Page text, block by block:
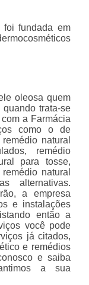
foi fundada em
oleosa quem
trata-se
a Farmácia
como o de
natural
remédio
para tosse,
natural
alternativas.
a empresa
e instalações
então a
você pode
já citados,
e remédios
e saiba
a sua